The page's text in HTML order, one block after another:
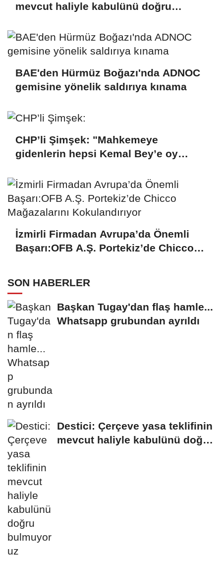
mevcut haliyle kabulünü doğru
BAE'den Hürmüz Boğazı'nda ADNOC
gemisine yönelik saldırıya kınama
CHP’li Şimşek: "Mahkemeye
gidenlerin hepsi Kemal Bey’e oy
İzmirli Firmadan Avrupa’da Önemli
Başarı:OFB A.Ş. Portekiz’de Chicco
SON HABERLER
Başkan Tugay'dan flaş hamle...
Whatsapp grubundan ayrıldı
Destici: Çerçeve yasa teklifinin
mevcut haliyle kabulünü doğru